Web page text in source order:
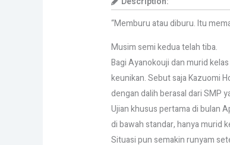
“Memburu atau diburu. Itu
ㅤㅤㅤMusim semi kedua telah tiba.
ㅤㅤㅤBagi Ayanokouji dan
keunikan. Sebut saja Kazuomi
dengan dalih berasal dari SMP
ㅤㅤㅤUjian khusus pertama di
di bawah standar, hanya murid
ㅤㅤㅤSituasi pun semakin